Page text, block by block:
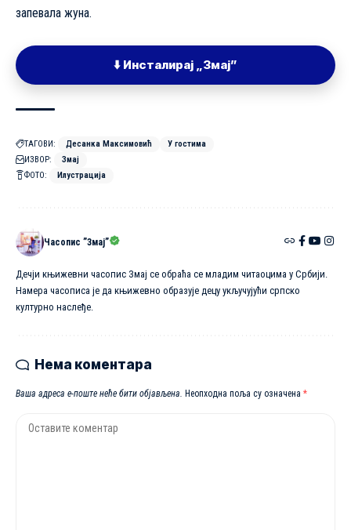
запевала жуна.
⬇️ Инсталирај „Змај”
ТАГОВИ: Десанка Максимовић
У гостима
ИЗВОР:
Змај
ФОТО:
Илустрација
Часопис ”Змај”
Дечји књижевни часопис Змај се обраћа се младим читаоцима у Србији.
Намера часописа је да књижевно образује децу укључујући српско
културно наслеђе.
Нема коментара
Ваша адреса е-поште неће бити објављена. Неопходна поља су означена *